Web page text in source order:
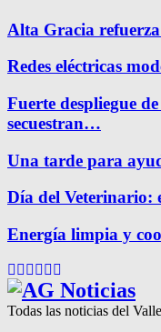
Alta Gracia
Redes eléctricas
Fuerte despliegue
secuestran…
Una tarde para
Día del Veterinario:
Energía limpia y
Facebook
Twitter
Instagram
Pinterest
Google
Todas las noticias del